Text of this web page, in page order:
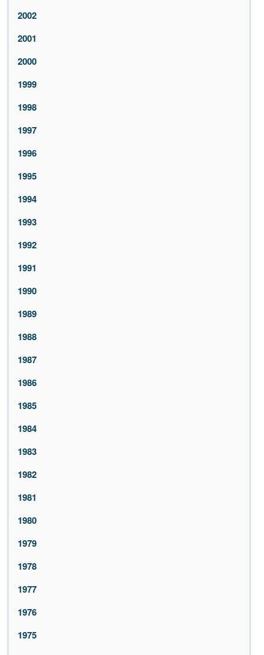
2002
2001
2000
1999
1998
1997
1996
1995
1994
1993
1992
1991
1990
1989
1988
1987
1986
1985
1984
1983
1982
1981
1980
1979
1978
1977
1976
1975